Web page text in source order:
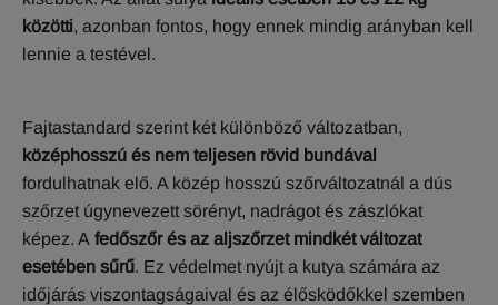
közötti, azonban fontos, hogy ennek mindig arányban kell
lennie a testével.
Fajtastandard szerint két különböző változatban,
középhosszú és nem teljesen rövid bundával
fordulhatnak elő. A közép hosszú szőrváltozatnál a dús
szőrzet úgynevezett sörényt, nadrágot és zászlókat
képez. A fedőszőr és az aljszőrzet mindkét változat
esetében sűrű. Ez védelmet nyújt a kutya számára az
időjárás viszontagságaival és az élősködőkkel szemben